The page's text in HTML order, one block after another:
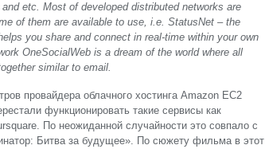
etc. Most of developed distributed networks are
of them are available to use, i.e. StatusNet – the
you share and connect in real-time within your own
OneSocialWeb is a dream of the world where all
similar to email.
провайдера облачного хостинга Amazon EC2
функционировать такие сервисы как
По неожиданной случайности это совпало с
Битва за будущее». По сюжету фильма в этот